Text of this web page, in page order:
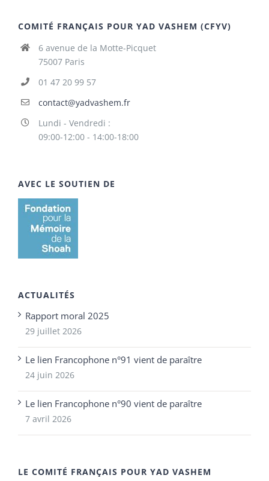
COMITÉ FRANÇAIS POUR YAD VASHEM (CFYV)
6 avenue de la Motte-Picquet
75007 Paris
01 47 20 99 57
contact@yadvashem.fr
Lundi - Vendredi :
09:00-12:00 - 14:00-18:00
AVEC LE SOUTIEN DE
ACTUALITÉS
Rapport moral 2025
29 juillet 2026
Le lien Francophone n°91 vient de paraître
24 juin 2026
Le lien Francophone n°90 vient de paraître
7 avril 2026
LE COMITÉ FRANÇAIS POUR YAD VASHEM